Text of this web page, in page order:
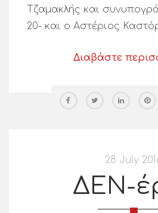
Τζαμακλής και
20- και ο Αστέριος
Διαβάστε
28 July
ΔΕΝ-